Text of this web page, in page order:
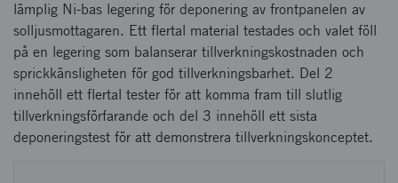
lämplig Ni-bas legering för deponering av frontpanelen av
solljusmottagaren. Ett flertal material testades och valet föll
på en legering som balanserar tillverkningskostnaden och
sprickkänsligheten för god tillverkningsbarhet. Del 2
innehöll ett flertal tester för att komma fram till slutlig
tillverkningsförfarande och del 3 innehöll ett sista
deponeringstest för att demonstrera tillverkningskonceptet.